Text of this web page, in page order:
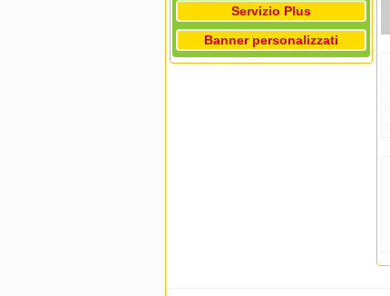
Servizio Plus
Banner personalizzati